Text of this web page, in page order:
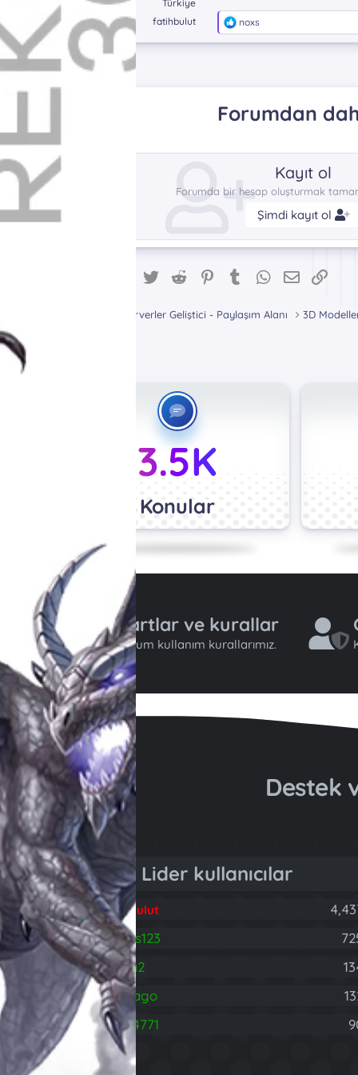
Türkiye
Dc
fatihbulut
T
e
p
r
:
noxs
Forumdan
Kayıt ol
Forumda bir hesap oluşturmak
Şimdi kayıt ol
Facebook
Twitter Reddit PinterestTumblrWhatsApp
E-posta
Metin2 Pvp Serverler Geliştici - Paylaşım Alanı 3D
3.5K
Konular
Şartlar ve kurallar
Forum kullanım kurallarımız.
Lider kullanıcılar
Fatih Bulut
B brareis123
rodnia2
H hasdrago
403314771